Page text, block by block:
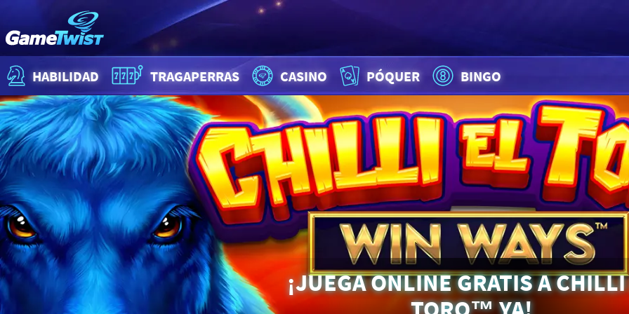
HABILIDAD TRAGAPERRAS CASINO PÓQUER BINGO
¡JUEGA ONLINE GRATIS A